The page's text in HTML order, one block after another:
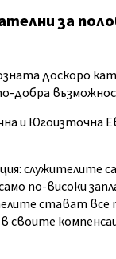
за
доскоро
добра
и Югоизточна
служителите
по-високи
стават все
своите